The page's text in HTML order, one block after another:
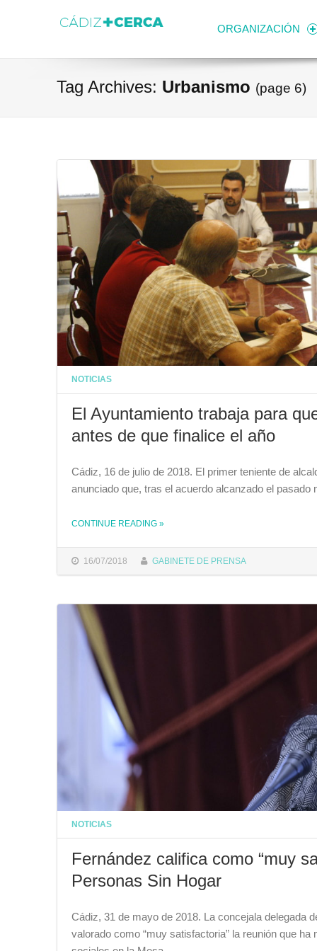
ORGANIZACIÓN
Tag Archives: Urbanismo (page 6)
NOTICIAS
El Ayuntamiento trabaja para
antes de que finalice el año
16/07/2018 GABINETE DE PRENSA
Cádiz, 16 de julio de 2018. El primer teniente de
anunciado que, tras el acuerdo alcanzado el
CONTINUE READING THE "EL AYUNTAMIENTO TRABAJA PARA QUE LA OBRA DE LOS CHINCHORROS PUEDA INICIARSE ANTES DE QUE FINALICE EL AÑO"
»
NOTICIAS
Fernández califica como “muy
Personas Sin Hogar
Cádiz, 31 de mayo de 2018. La concejala delegada
valorado como “muy satisfactoria” la reunión que